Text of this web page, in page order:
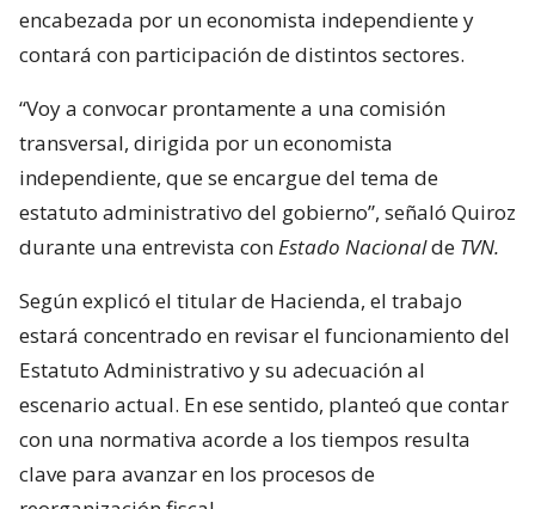
encabezada por un economista independiente y
contará con participación de distintos sectores.
“Voy a convocar prontamente a una comisión
transversal, dirigida por un economista
independiente, que se encargue del tema de
estatuto administrativo del gobierno”, señaló Quiroz
durante una entrevista conEstado Nacionalde TVN.
Según explicó el titular de Hacienda, el trabajo
estará concentrado en revisar el funcionamiento del
Estatuto Administrativo y su adecuación al
escenario actual. En ese sentido, planteó que contar
con una normativa acorde a los tiempos resulta
clave para avanzar en los procesos de